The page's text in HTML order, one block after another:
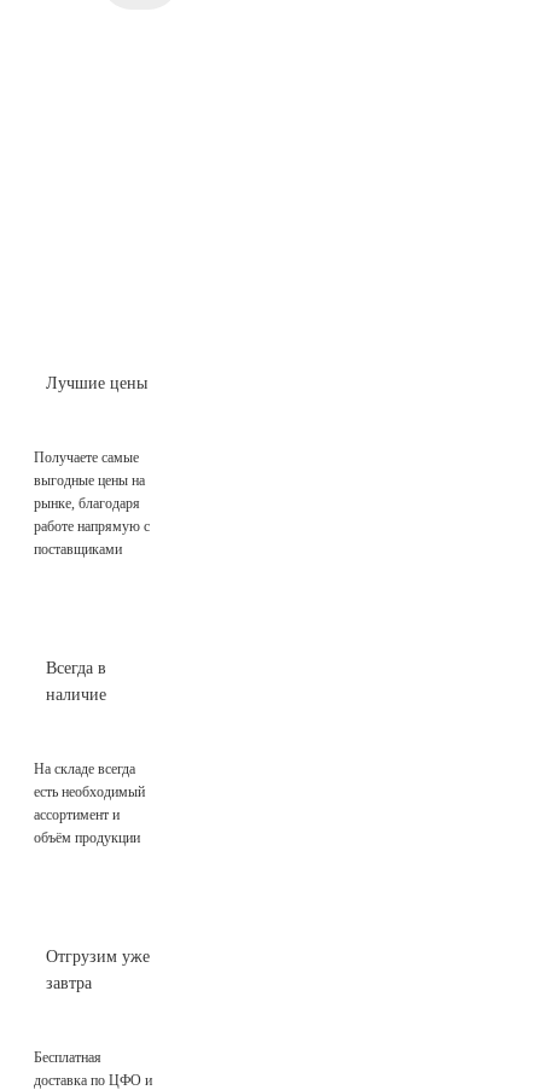
Лучшие цены
Получаете самые
выгодные цены на
рынке, благодаря
работе напрямую с
поставщиками
Всегда в
наличие
На складе всегда
есть необходимый
ассортимент и
объём продукции
Отгрузим уже
завтра
Бесплатная
доставка по ЦФО и